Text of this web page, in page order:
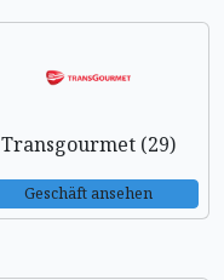
Transgourmet (29)
Geschäft ansehen